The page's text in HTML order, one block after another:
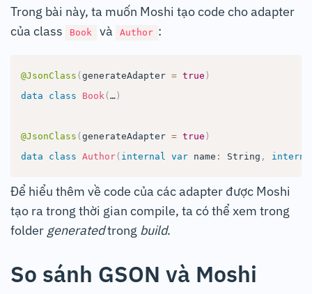
Trong bài này, ta muốn Moshi tạo code cho adapter
của class
Book và Author :
@JsonClass ( generateAdapter = true )
data
class Book ( …)
@JsonClass ( generateAdapter = true )
data
class Author( internal var name : String ,
Để hiểu thêm về code của các adapter được Moshi
tạo ra trong thời gian compile, ta có thể xem trong
folder generatedtrong build.
So sánh GSON và Moshi